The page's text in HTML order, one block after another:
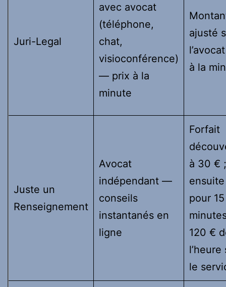
Juri-Legal
avec avocat
(téléphone,
chat,
visioconférence)
— prix à la
minute
ajusté
à la
Juste un
Renseignement
Avocat
indépendant —
conseils
instantanés en
ligne
Forfait
à 30 € ;
pour 15
120 €
l’heure
le